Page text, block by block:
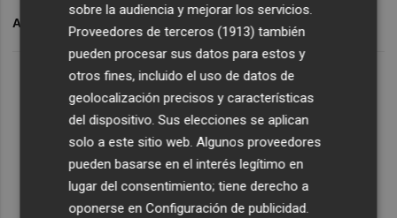
ARCHIVADO EN
sobre la audiencia y mejorar los servicios.
Proveedores de terceros (1913) también
pueden procesar sus datos para estos y
otros fines, incluido el uso de datos de
geolocalización precisos y características
del dispositivo. Sus elecciones se aplican
solo a este sitio web. Algunos proveedores
pueden basarse en el interés legítimo en
lugar del consentimiento; tiene derecho a
oponerse enConfiguración de publicidad